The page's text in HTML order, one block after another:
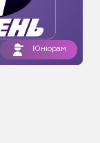
Юніорам